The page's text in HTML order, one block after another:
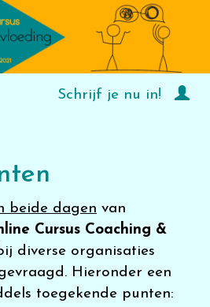
Schrijf je nu in!
beide dagen van
Cursus Coaching &
diverse organisaties
Hieronder een
toegekende punten: